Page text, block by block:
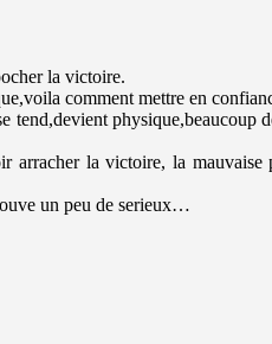
la victoire.
comment mettre en
physique,beaucoup
la victoire, la mauvaise
un peu de serieux…